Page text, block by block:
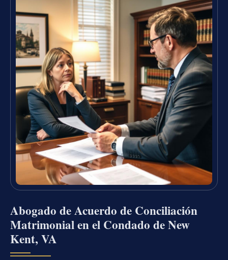
Abogado de Acuerdo de Conciliación
Matrimonial en el Condado de New
Kent, VA